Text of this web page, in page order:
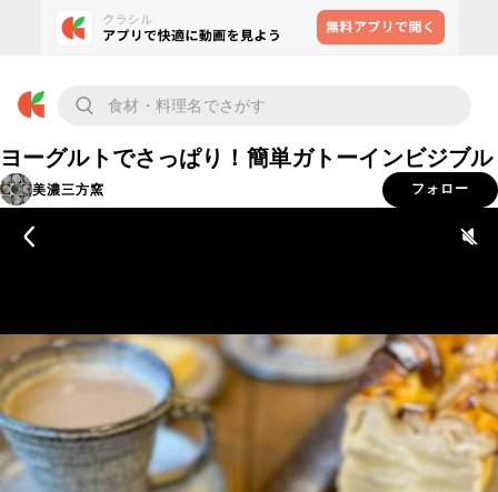
ヨーグルトでさっぱり！簡単ガトーインビジブル
美濃三方窯 フォロー